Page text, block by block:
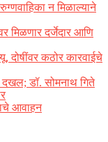
न मिळाल्याने
मिळणार दर्जेदार आणि
दोषींवर कठोर कारवाईचे
दखल; डॉ. सोमनाथ गिते
आवाहन